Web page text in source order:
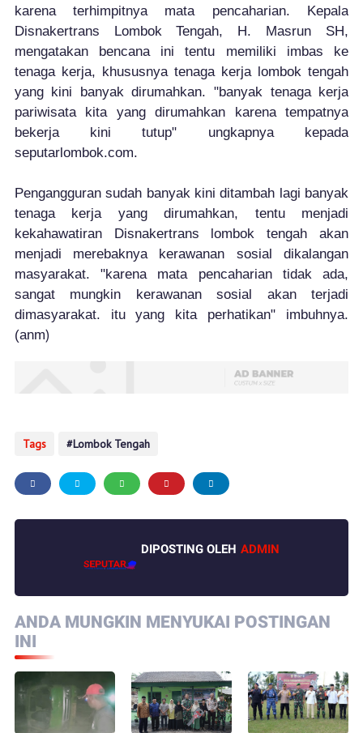
karena terhimpitnya mata pencaharian. Kepala
Disnakertrans Lombok Tengah, H. Masrun SH,
mengatakan bencana ini tentu memiliki imbas ke
tenaga kerja, khususnya tenaga kerja lombok tengah
yang kini banyak dirumahkan. "banyak tenaga kerja
pariwisata kita yang dirumahkan karena tempatnya
bekerja kini tutup" ungkapnya kepada
seputarlombok.com.
Pengangguran sudah banyak kini ditambah lagi banyak
tenaga kerja yang dirumahkan, tentu menjadi
kekahawatiran Disnakertrans lombok tengah akan
menjadi merebaknya kerawanan sosial dikalangan
masyarakat. "karena mata pencaharian tidak ada,
sangat mungkin kerawanan sosial akan terjadi
dimasyarakat. itu yang kita perhatikan" imbuhnya.
(anm)
Tags Lombok Tengah
DIPOSTING OLEH ADMIN
ANDA MUNGKIN MENYUKAI POSTINGAN
INI